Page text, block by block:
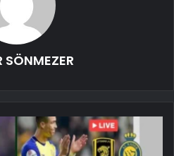
SÖNMEZER